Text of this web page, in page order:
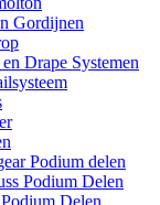
Gordijnen
Drape Systemen
Podium delen
Podium Delen
Delen